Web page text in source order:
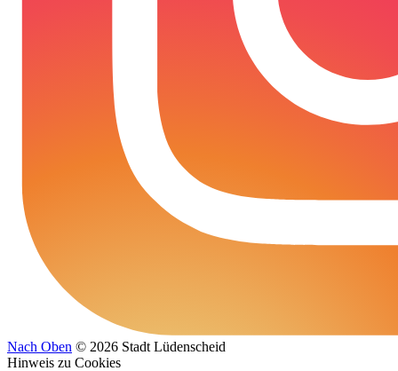
Nach Oben © 2026 Stadt Lüdenscheid
Hinweis zu Cookies